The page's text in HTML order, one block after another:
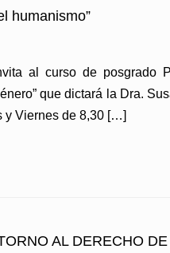
humanismo”
al curso de posgrado
que dictará la Dra.
y Viernes de 8,30 […]
AL DERECHO